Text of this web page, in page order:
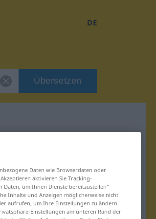
DE
Übersetzen
Daten wie Browserdaten oder
aktivieren Sie Tracking-
um Ihnen Dienste bereitzustellen“
Inhalte und Anzeigen möglicherweise nicht
aufrufen, um Ihre Einstellungen zu ändern
Einstellungen am unteren Rand der